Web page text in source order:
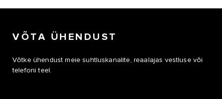
VÕTA ÜHENDUST
Võtke ühendust meie suhtluskanalite, reaalajas vestluse või
telefoni teel.